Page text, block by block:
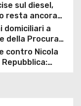
sul diesel,
resta ancora
lo
Governo
domiciliari a
della Procura
milionaria
“scommessa
contro Nicola